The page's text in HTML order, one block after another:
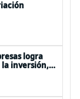
logra
la inversión,